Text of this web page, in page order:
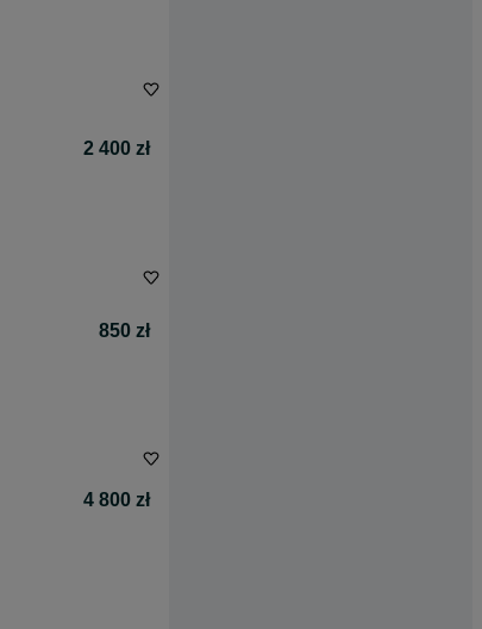
2 400 zł
850 zł
4 800 zł